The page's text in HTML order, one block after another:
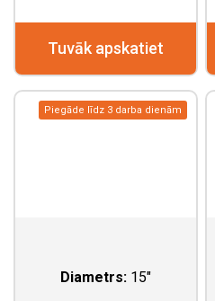
Tuvāk apskatiet
Piegāde līdz 3 darba dienām
Diametrs:15"